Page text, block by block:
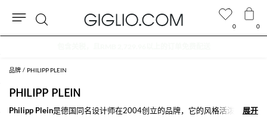
品牌 PHILIPP PLEIN
PHILIPP PLEIN
Philipp Plein是德国同名设计师在2004创立的品牌，它的风格活泼挑衅，
展开
展开
0 0